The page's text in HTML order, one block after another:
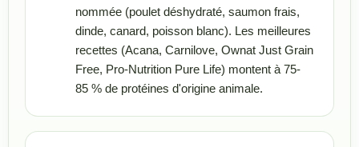
nommée (poulet déshydraté, saumon frais,
dinde, canard, poisson blanc). Les meilleures
recettes (Acana, Carnilove, Ownat Just Grain
Free, Pro-Nutrition Pure Life) montent à 75-
85 % de protéines d'origine animale.